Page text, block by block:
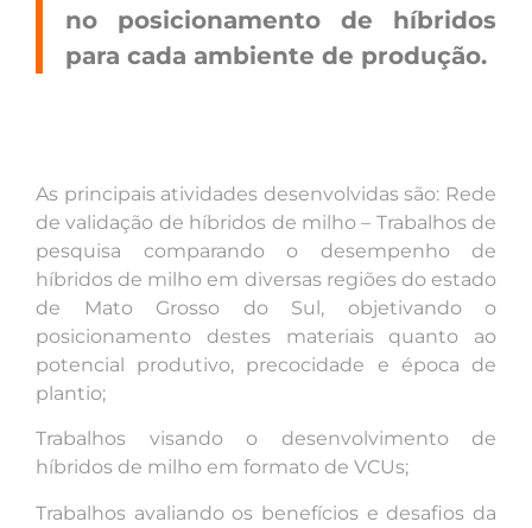
no posicionamento de híbridos
para cada ambiente de produção.
As principais atividades desenvolvidas são: Rede
de validação de híbridos de milho – Trabalhos de
pesquisa comparando o desempenho de
híbridos de milho em diversas regiões do estado
de Mato Grosso do Sul, objetivando o
posicionamento destes materiais quanto ao
potencial produtivo, precocidade e época de
plantio;
Trabalhos visando o desenvolvimento de
híbridos de milho em formato de VCUs;
Trabalhos avaliando os benefícios e desafios da